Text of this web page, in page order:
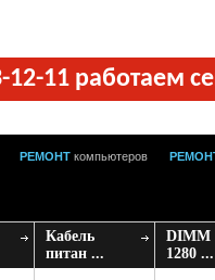
12-11 работаем
РЕМОНТ компьютеров
Кабель
питан ...
DIMM
1280 ...